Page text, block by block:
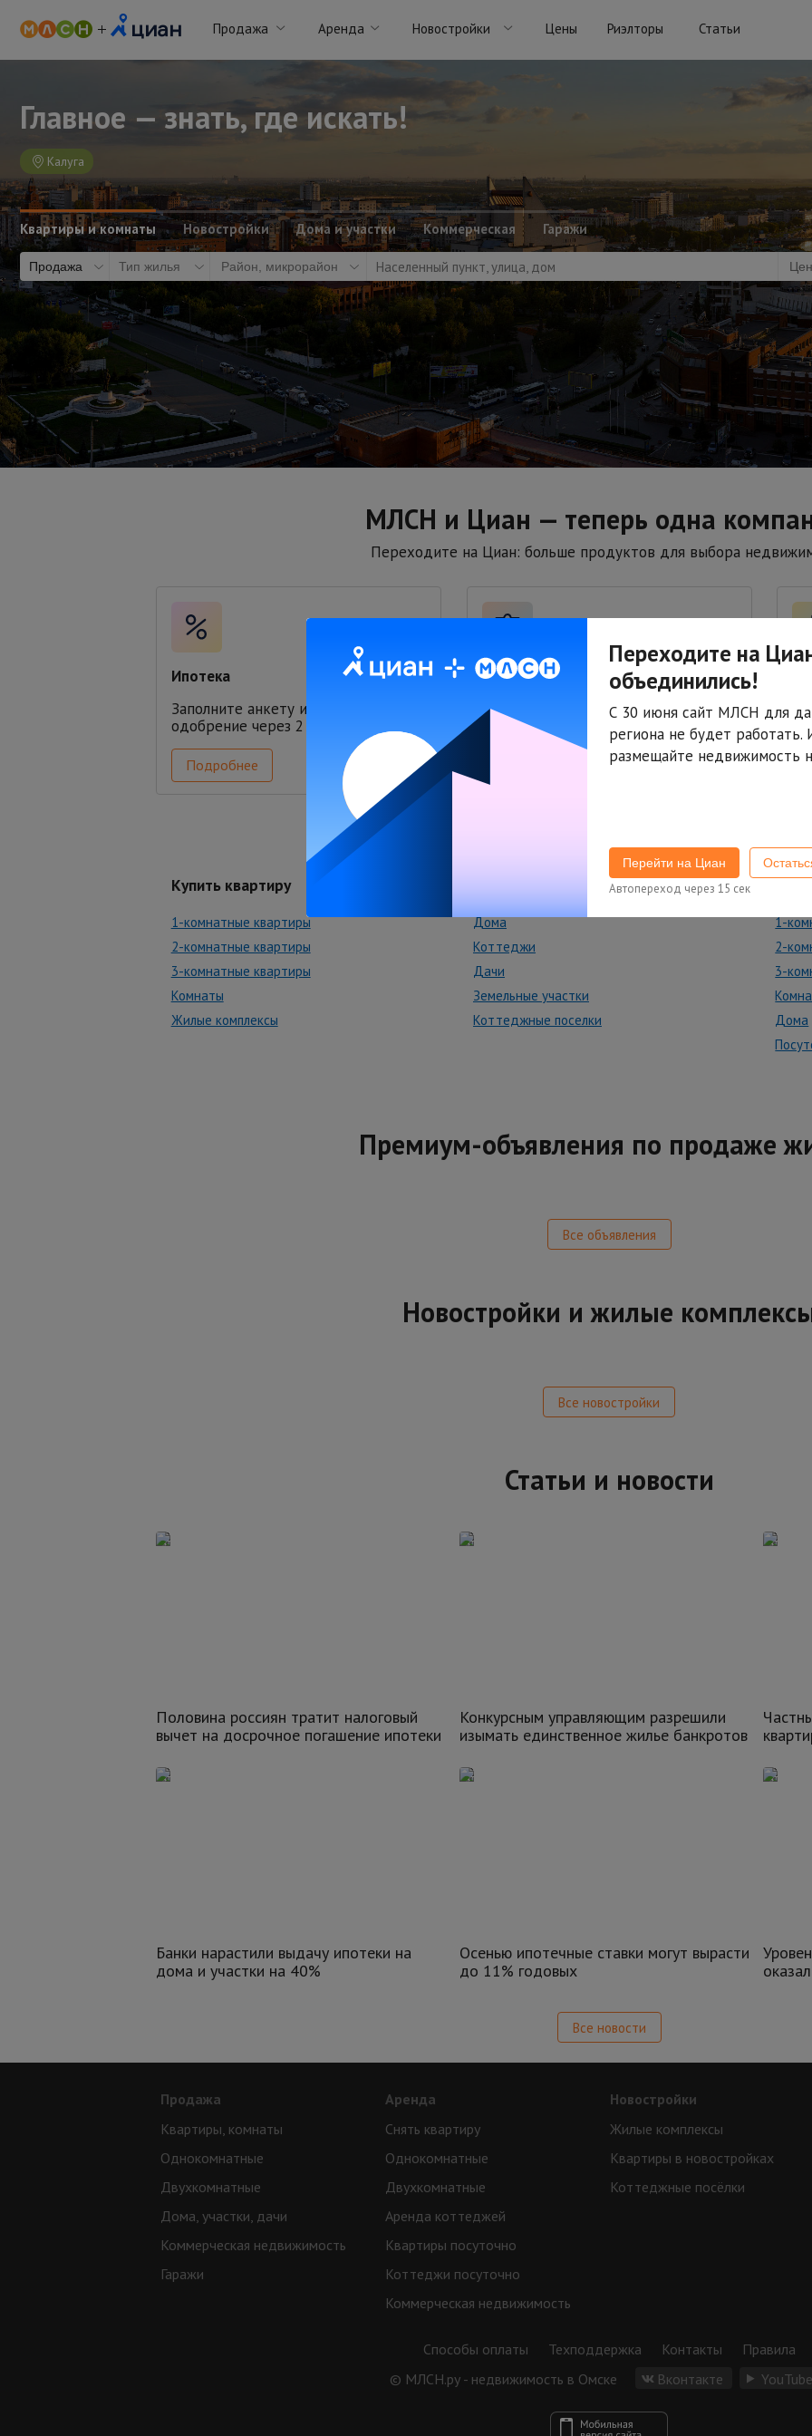
Продажа Аренда Новостройки Цены Риэлторы Статьи
Главное — знать, где искать!
Калуга
Квартиры и комнаты Новостройки Дома и участки Коммерческая Гаражи
Продажа Тип жилья Район, микрорайон Населенный пункт, улица, дом
МЛСН и Циан — теперь одна
Переходите на Циан: больше продуктов для выбора
Ипотека
Заполните анкету и получите
одобрение через 2 минуты
Подробнее
Подбор риелтора
Риелтор поможет купить или
продать любую недвижимость
Купить квартиру
1-комнатные квартиры
2-комнатные квартиры
3-комнатные квартиры
Комнаты
Жилые комплексы
Купить дом, участок
Дома
Коттеджи
Дачи
Земельные участки
Коттеджные поселки
1-
2-
3-
Дома
Премиум-объявления по продаже
Все объявления
Новостройки и жилые
Все новостройки
Статьи и новости
Половина россиян тратит налоговый
вычет на досрочное погашение ипотеки
Конкурсным управляющим разрешили
изымать единственное жилье банкротов
Банки нарастили выдачу ипотеки на
дома и участки на 40%
Осенью ипотечные ставки могут вырасти
до 11% годовых
Все новости
Продажа Аренда
Новостройки
Квартиры, комнаты
Однокомнатные
Двухкомнатные
Дома, участки, дачи
Коммерческая недвижимость
Гаражи
Снять квартиру
Однокомнатные
Двухкомнатные
Аренда коттеджей
Квартиры посуточно
Коттеджи посуточно
Коммерческая недвижимость
Жилые комплексы
Квартиры в новостройках
Коттеджные посёлки
Способы оплаты Техподдержка Контакты
Правила
© МЛСН.ру - недвижимость в Омске
Вконтакте YouTube
Переходите на
объединились!
С 30 июня сайт МЛСН для
региона не будет
размещайте недвижимость
Перейти на Циан
Автопереход через 14 сек